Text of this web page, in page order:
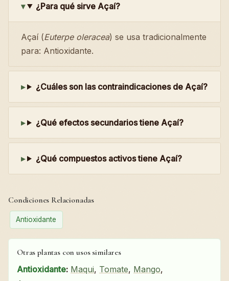
¿Para qué sirve Açaí?
Açaí (Euterpe oleracea) se usa tradicionalmente
para: Antioxidante.
¿Cuáles son las contraindicaciones de Açaí?
¿Qué efectos secundarios tiene Açaí?
¿Qué compuestos activos tiene Açaí?
Condiciones Relacionadas
Antioxidante
Otras plantas con usos similares
Antioxidante: Maqui, Tomate, Mango,